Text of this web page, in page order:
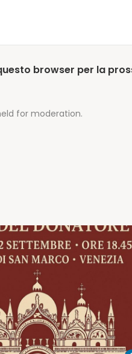
for moderation.
browser per la